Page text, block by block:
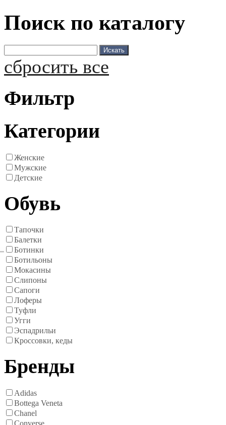
Поиск по каталогу
сбросить все
Фильтр
Категории
Женские
Мужские
Детские
Обувь
Тапочки
Балетки
Ботинки
Ботильоны
Мокасины
Слипоны
Сапоги
Лоферы
Туфли
Угги
Эспадрильи
Кроссовки, кеды
Бренды
Adidas
Bottega Veneta
Chanel
Converse